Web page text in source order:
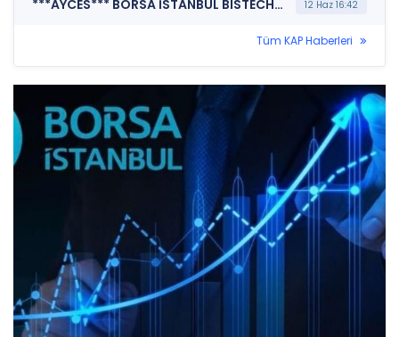
***AYCES*** BORSA İSTANBUL BISTECH DEVRE KESİCİ UYGULAMASI (Pay Bazında Devre Kesici Bildirimi) 12 Haz 16:42
Tüm KAP Haberleri